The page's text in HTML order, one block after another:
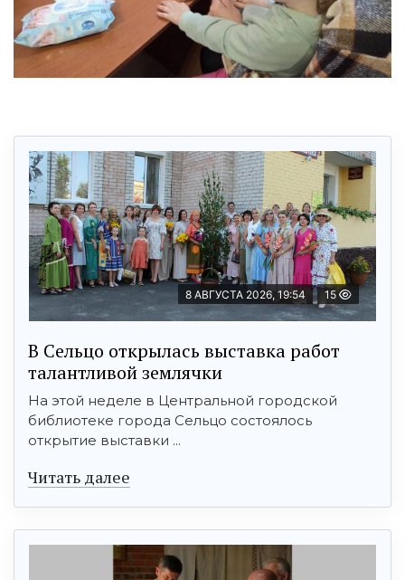
8 АВГУСТА 2026, 19:54 15
В Сельцо открылась выставка работ
талантливой землячки
На этой неделе в Центральной городской
библиотеке города Сельцо состоялось
открытие выставки ...
Читать далее